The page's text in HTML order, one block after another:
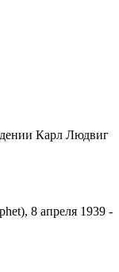
Карл Людвиг
8 апреля 1939 -